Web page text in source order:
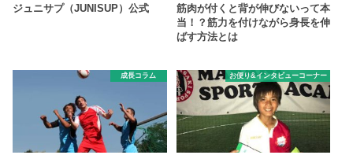
ジュニサプ（JUNISUP）公式
筋肉が付くと背が伸びないって本
当！？筋力を付けながら身長を伸
ばす方法とは
成長コラム お便り&インタビューコーナー